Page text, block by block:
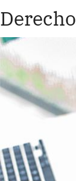
Derecho